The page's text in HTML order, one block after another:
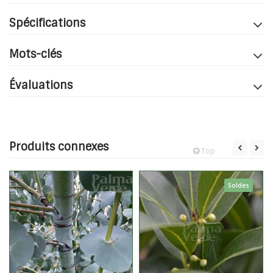
Spécifications
Mots-clés
Évaluations
Produits connexes Top
Soldes